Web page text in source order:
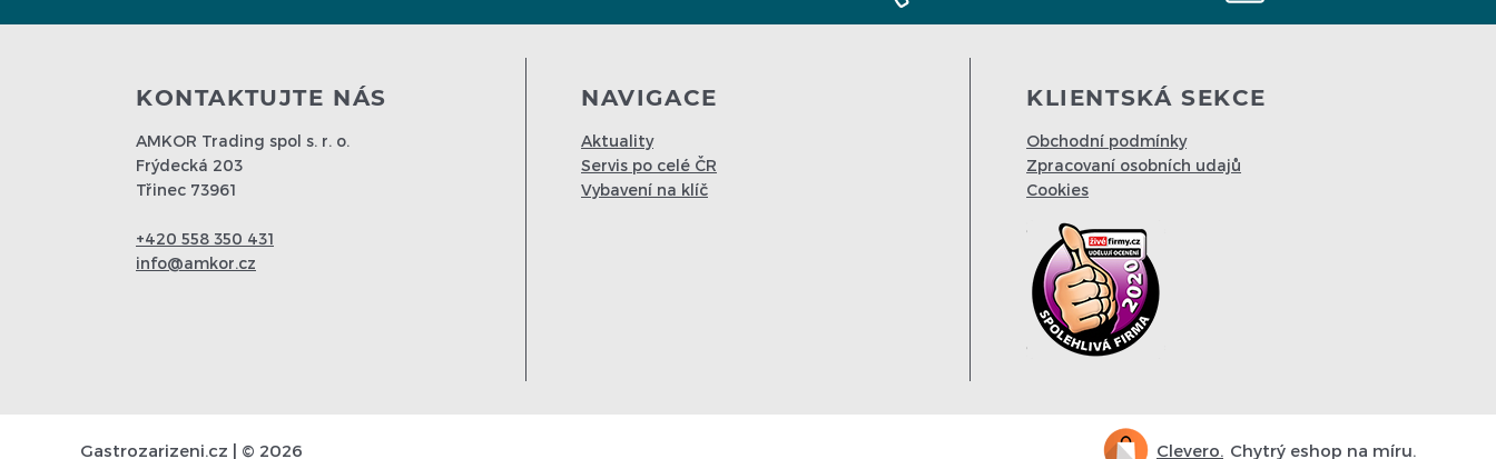
KONTAKTUJTE NÁS
AMKOR Trading spol s. r. o.
Frýdecká 203
Třinec 73961
+420 558 350 431
info@amkor.cz
NAVIGACE
Aktuality
Servis po celé ČR
Vybavení na klíč
KLIENTSKÁ SEKCE
Obchodní podmínky
Zpracovaní osobních udajů
Cookies
Gastrozarizeni.cz | © 2026 Clevero. Chytrý eshop na míru.